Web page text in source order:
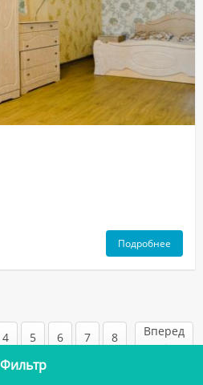
Фильтр
Подробнее
4 5 6 7 8
Вперед
→